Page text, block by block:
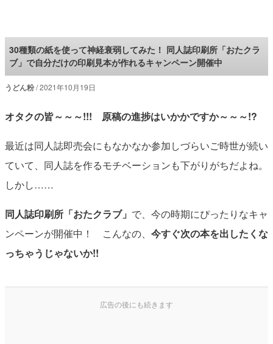
ロケットニュース24
30種類の紙を使って神経衰弱してみた！ 同人誌印刷所「おたクラ
ブ」で自分だけの印刷見本が作れるキャンペーン開催中
うどん粉 2021年10月19日
オタクの皆～～～!!! 原稿の進捗はいかかですか～～～!?
最近は同人誌即売会にもなかなか参加しづらいご時世が続い
ていて、同人誌を作るモチベーションも下がりがちだよね。
しかし……
同人誌印刷所「おたクラブ」 で、今の時期にぴったりなキャ
ンペーンが開催中！ こんなの、 今すぐ次の本を出したくな
っちゃうじゃないか!!